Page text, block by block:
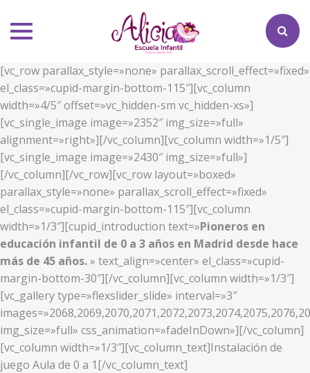
Toggle
[vc_row parallax_style=»none» parallax_scroll_effect=»fixed»
el_class=»cupid-margin-bottom-115″][vc_column
width=»4/5″ offset=»vc_hidden-sm vc_hidden-xs»]
[vc_single_image image=»2352″ img_size=»full»
alignment=»right»][/vc_column][vc_column width=»1/5″]
[vc_single_image image=»2430″ img_size=»full»]
[/vc_column][/vc_row][vc_row layout=»boxed»
parallax_style=»none» parallax_scroll_effect=»fixed»
el_class=»cupid-margin-bottom-115″][vc_column
width=»1/3″][cupid_introduction text=»Pioneros en
educación infantil de 0 a 3 años en Madrid desde hace
más de 45 años.» text_align=»center» el_class=»cupid-
margin-bottom-30″][/vc_column][vc_column width=»1/3″]
[vc_gallery type=»flexslider_slide» interval=»3″
img_size=»full» css_animation=»fadeInDown»][/vc_column]
[vc_column width=»1/3″][vc_column_text]Instalación de
juego Aula de 0 a 1[/vc_column_text]